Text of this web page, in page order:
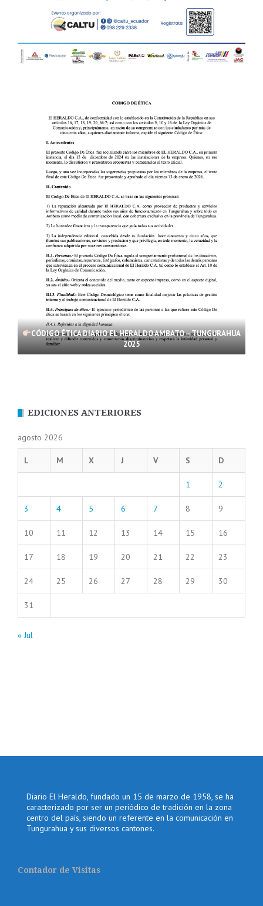
CÓDIGO ÉTICA DIARIO EL HERALDO AMBATO – TUNGURAHUA
2025
EDICIONES ANTERIORES
agosto 2026
L M X J V S D
1 2
3 4 5 6 7 8 9
10 11 12 13 14 15 16
17 18 19 20 21 22 23
24 25 26 27 28 29 30
31
« Jul
Diario El Heraldo, fundado un 15 de marzo de 1958, se ha
caracterizado por ser un periódico de tradición en la zona
centro del país, siendo un referente en la comunicación en
Tungurahua y sus diversos cantones.
Contador de Visitas